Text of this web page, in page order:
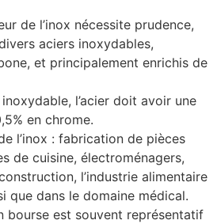
de l’inox nécessite prudence,
aciers inoxydables,
et principalement enrichis de
l’acier doit avoir une
en chrome.
l’inox : fabrication de pièces
de cuisine, électroménagers,
l’industrie alimentaire
que dans le domaine médical.
bourse est souvent représentatif